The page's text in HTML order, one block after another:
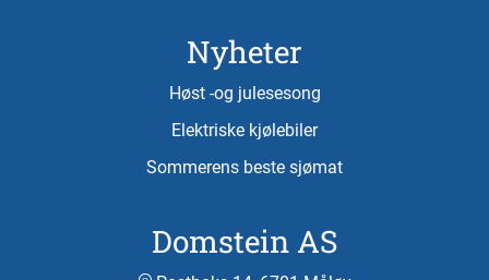
Nyheter
Høst -og julesesong
Elektriske kjølebiler
Sommerens beste sjømat
Domstein AS